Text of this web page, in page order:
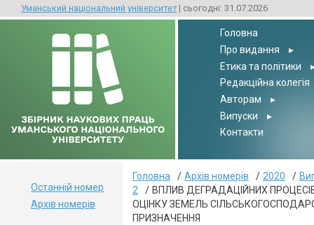
Уманський національний університет| сьогодні: 31.07.2026
Головна
Про видання
▸
Етика та політики
Редакційна колегія
Авторам
▸
Випуски
▸
Контакти
Головна Архів номерів 2020
2
ВПЛИВ ДЕГРАДАЦІЙНИХ
ОЦІНКУ ЗЕМЕЛЬ
ПРИЗНАЧЕННЯ
Останній номер
Архів номерів